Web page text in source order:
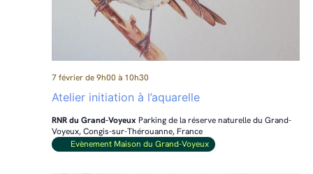
Atelier initiation à l’aquarelle
7 février de 9h00 à 10h30
RNR du Grand-Voyeux Parking de la réserve naturelle du Grand-
Voyeux, Congis-sur-Thérouanne, France
Evènement Maison du Grand-Voyeux